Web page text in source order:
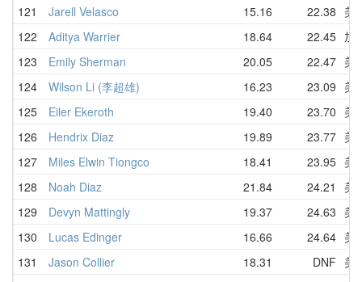
121
Jarell Velasco 15.16 22.38 美
122
Aditya Warrier 18.64 22.45 加
123
Emily Sherman 20.05 22.47 美
124
Wilson Li (李超雄) 16.23 23.09 美
125
Eiler Ekeroth 19.40 23.70 美
126
Hendrix Diaz 19.89 23.77 美
127
Miles Elwin Tiongco 18.41 23.95 美
128
Noah Diaz 21.84 24.21
美
129
Devyn Mattingly 19.37 24.63 美
130
Lucas Edinger 16.66 24.64 美
131
Jason Collier 18.31 DNF 美